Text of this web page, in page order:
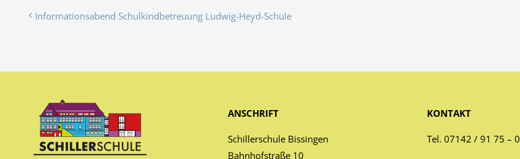
Informationsabend Schulkindbetreuung Ludwig-Heyd-Schule
ANSCHRIFT
Schillerschule Bissingen
Bahnhofstraße 10
KONTAKT
Tel. 07142 / 91 75 – 0